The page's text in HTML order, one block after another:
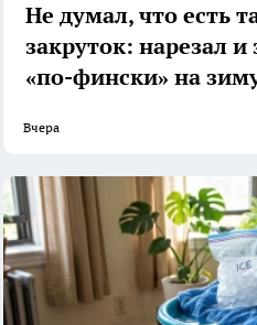
Не думал, что есть
закруток: нарезал
«по-фински» на
Вчера